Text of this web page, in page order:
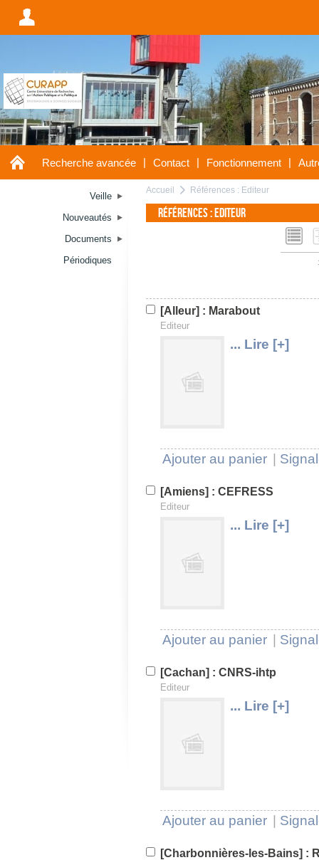
A
A Recherche avancée | Contact | Fonctionnement |
Veille
Nouveautés
Documents
Périodiques
Accueil a Références : Editeur
Références : Editeur
L
[Alleur] : Marabout
Editeur
U
V
... Lire [+]
Ajouter au panier
[Amiens] : CEFRESS
Editeur
U
V
... Lire [+]
Ajouter au panier
[Cachan] : CNRS-ihtp
Editeur
U
V
... Lire [+]
Ajouter au panier
[Charbonnières-les-Bains] :